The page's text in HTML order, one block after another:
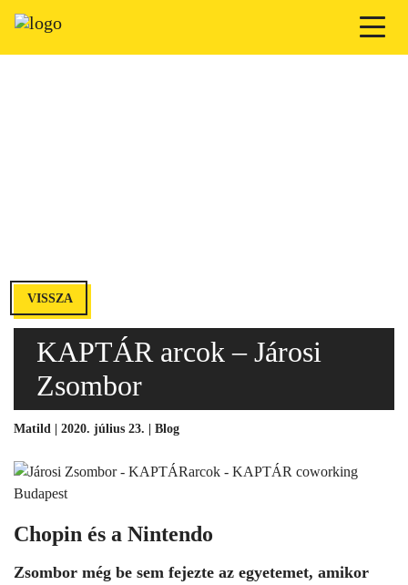
VISSZA
KAPTÁR arcok – Járosi
Zsombor
Matild | 2020. július 23. | Blog
Chopin és a Nintendo
Zsombor még be sem fejezte az egyetemet, amikor